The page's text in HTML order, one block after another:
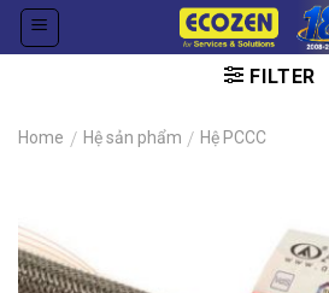
Skip
FILTER
Home / Hệ sản phẩm / Hệ PCCC